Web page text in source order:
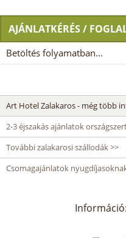
AJÁNLATKÉRÉS /
Betöltés folyamatban...
Art Hotel Zalakaros - még több
2-3 éjszakás ajánlatok
További zalakarosi szállodák >>
Csomagajánlatok
Információ: